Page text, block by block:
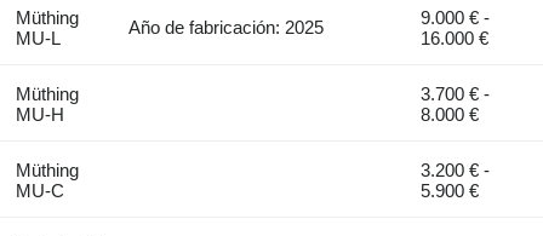
Müthing
MU-L
Año de fabricación: 2025
9.000 € -
16.000 €
Müthing
MU-H
3.700 € -
8.000 €
Müthing
MU-C
3.200 € -
5.900 €